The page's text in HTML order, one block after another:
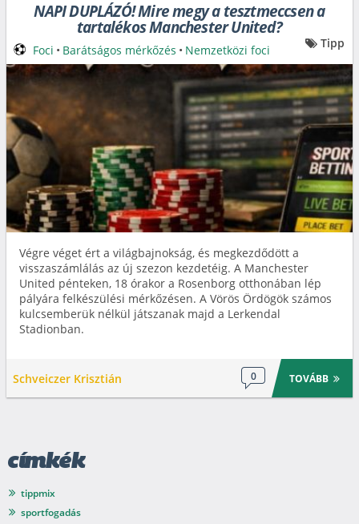
NAPI DUPLÁZÓ! Mire megy a tesztmeccsen a
tartalékos Manchester United?
Végre véget ért a világbajnokság, és megkezdődött a
visszaszámlálás az új szezon kezdetéig. A Manchester
United pénteken, 18 órakor a Rosenborg otthonában lép
pályára felkészülési mérkőzésen. A Vörös Ördögök számos
kulcsemberük nélkül játszanak majd a Lerkendal
Stadionban.
Schveiczer Krisztián 0 TOVÁBB
Foci • Barátságos mérkőzés • Nemzetközi foci Tipp
címkék
tippmix
sportfogadás